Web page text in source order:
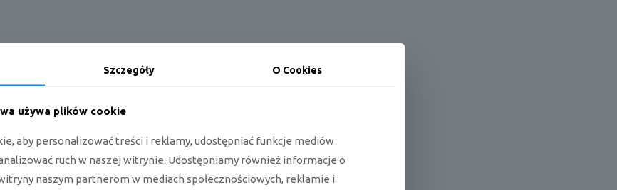
GWH18YD-K6DNA2A/I
K6DNA2A/I
Szczegóły O Cookies
używa plików cookie
aby personalizować treści i reklamy, udostępniać funkcje mediów
ruch w naszej witrynie. Udostępniamy również informacje o
naszym partnerom w mediach społecznościowych, reklamie i